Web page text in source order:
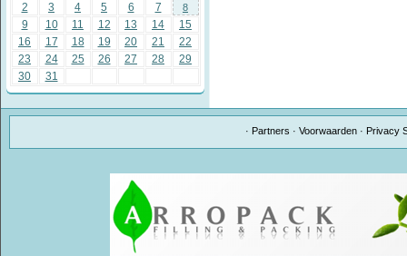
2
3 4 5 6 7 8
9 10 11 12 13 14
15
16
17 18 19 20 21
22
23
24 25 26 27 28
29
30
31
· Partners ·Voorwaarden · Privacy